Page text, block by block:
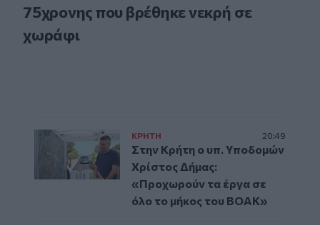
75χρονης που βρέθηκε νεκρή σε
χωράφι
ΚΡΗΤΗ 20:49
Στην Κρήτη ο υπ. Υποδομών
Χρίστος Δήμας:
«Προχωρούν τα έργα σε
όλο το μήκος του ΒΟΑΚ»